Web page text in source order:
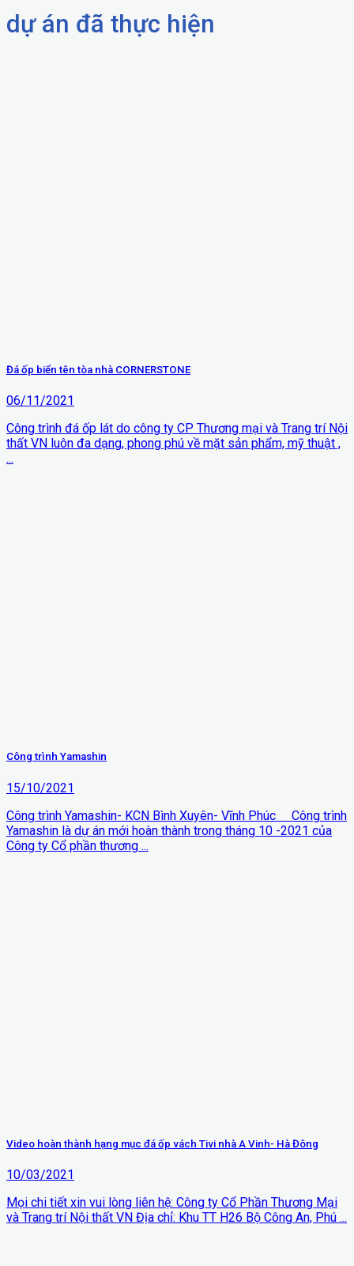
dự án đã thực hiện
Đá ốp biển tên tòa nhà CORNERSTONE
06/11/2021
Công trình đá ốp lát do công ty CP Thương mại và Trang trí Nội
thất VN luôn đa dạng, phong phú về mặt sản phẩm, mỹ thuật ,
...
Công trình Yamashin
15/10/2021
Công trình Yamashin- KCN Bình Xuyên- Vĩnh Phúc Công trình
Yamashin là dự án mới hoàn thành trong tháng 10 -2021 của
Công ty Cổ phần thương ...
Video hoàn thành hạng mục đá ốp vách Tivi nhà A Vinh- Hà Đông
10/03/2021
Mọi chi tiết xin vui lòng liên hệ: Công ty Cổ Phần Thương Mại
và Trang trí Nội thất VN Địa chỉ: Khu TT H26 Bộ Công An, Phú ...